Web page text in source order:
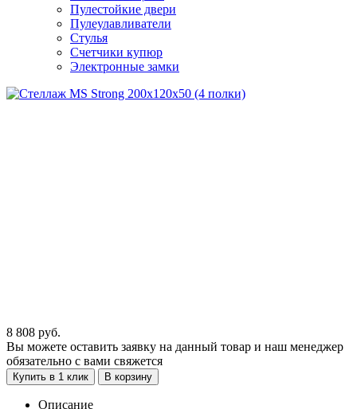
Пулестойкие двери
Пулеулавливатели
Стулья
Счетчики купюр
Электронные замки
8 808 руб.
Вы можете оставить заявку на данный товар и наш менеджер
обязательно с вами свяжется
Купить в 1 клик В корзину
Описание